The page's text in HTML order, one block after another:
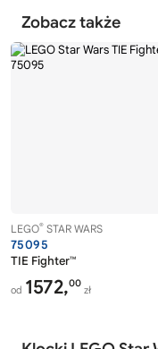
Zobacz także
LEGO® STAR WARS
75095
TIE Fighter™
od 1572,00
zł